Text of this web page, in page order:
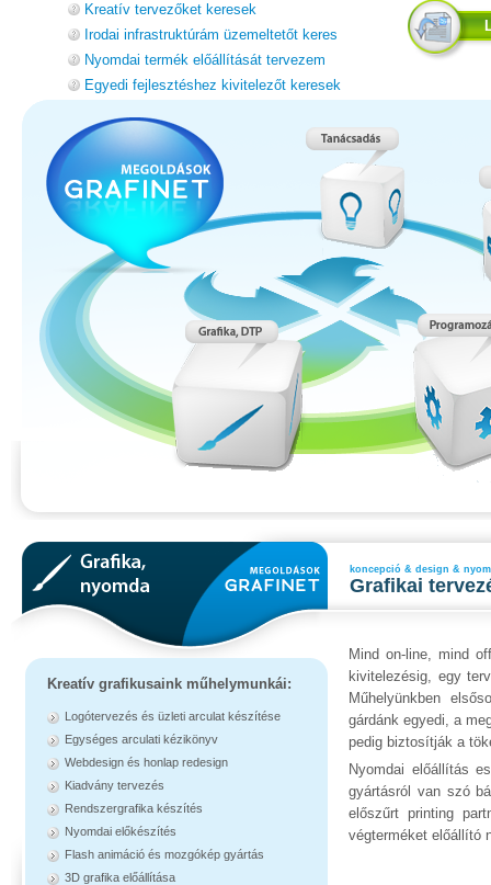
Kreatív tervezőket keresek
Irodai infrastruktúrám üzemeltetőt keres
Nyomdai termék előállítását tervezem
Egyedi fejlesztéshez kivitelezőt keresek
koncepció & design &
Grafikai
Kreatív grafikusaink műhelymunkái:
Logótervezés és üzleti arculat készítése
Egységes arculati kézikönyv
Webdesign és honlap redesign
Kiadvány tervezés
Rendszergrafika készítés
Nyomdai előkészítés
Flash animáció és mozgókép gyártás
3D grafika előállítása
Mind on-line, mind
kivitelezésig, egy
Műhelyünkben
gárdánk egyedi, a
pedig biztosítják a
Nyomdai előállítás
gyártásról van szó
előszűrt printing
végterméket előállító